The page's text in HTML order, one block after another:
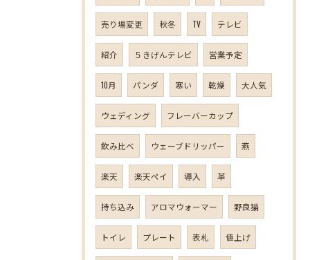
売り場変更 秋冬 TV テレビ
紹介 ５きげんテレビ 営業予定
10月 パンダ 寒い 乾燥 大人気
ウェディング フレーバーカップ
飲み比べ ウェーブドリッパー 燕
楽天 楽天ペイ 導入 革
持ち込み アロマウォーマー 野良猫
トイレ プレート 表札 値上げ